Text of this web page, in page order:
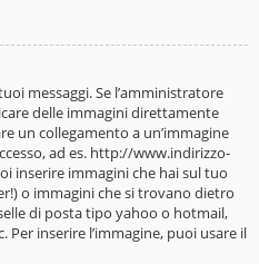
messaggi. Se l’amministratore
delle immagini direttamente
un collegamento a un’immagine
ad es. http://www.indirizzo-
inserire immagini che hai sul tuo
o immagini che si trovano dietro
di posta tipo yahoo o hotmail,
Per inserire l’immagine, puoi usare il